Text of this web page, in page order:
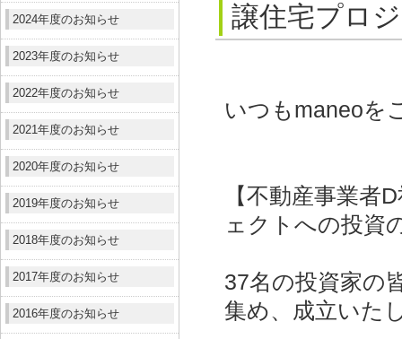
2024年度のお知らせ
2023年度のお知らせ
2022年度のお知らせ
2021年度のお知らせ
2020年度のお知らせ
2019年度のお知らせ
2018年度のお知らせ
2017年度のお知らせ
2016年度のお知らせ
譲住宅プロ
いつもmaneoを
【不動産事業者
ェクトへの投資
37名の投資家の
集め、成立いた